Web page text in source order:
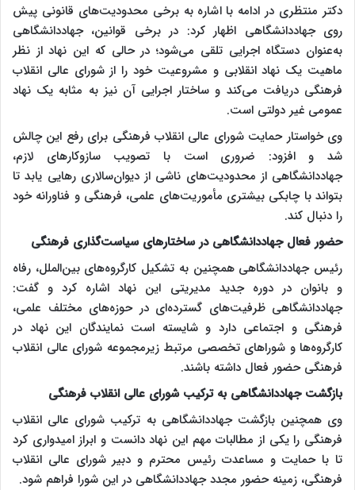
دکتر منتظری در ادامه با اشاره به برخی محدودیت‌های قانونی پیش
روی جهاددانشگاهی اظهار کرد: در برخی قوانین، جهاددانشگاهی
به‌عنوان دستگاه اجرایی تلقی می‌شود؛ در حالی که این نهاد از نظر
ماهیت یک نهاد انقلابی و مشروعیت خود را از شورای عالی انقلاب
فرهنگی دریافت می‌کند و ساختار اجرایی آن نیز به مثابه یک نهاد
عمومی غیر دولتی است.
وی خواستار حمایت شورای عالی انقلاب فرهنگی برای رفع این چالش
شد و افزود: ضروری است با تصویب سازوکارهای لازم،
جهاددانشگاهی از محدودیت‌های ناشی از دیوان‌سالاری رهایی یابد تا
بتواند با چابکی بیشتری مأموریت‌های علمی، فرهنگی و فناورانه خود
را دنبال کند.
حضور فعال جهاددانشگاهی در ساختارهای سیاست‌گذاری فرهنگی
رئیس جهاددانشگاهی همچنین به تشکیل کارگروه‌های بین‌الملل، رفاه
و بانوان در دوره جدید مدیریتی این نهاد اشاره کرد و گفت:
جهاددانشگاهی ظرفیت‌های گسترده‌ای در حوزه‌های مختلف علمی،
فرهنگی و اجتماعی دارد و شایسته است نمایندگان این نهاد در
کارگروه‌ها و شوراهای تخصصی مرتبط زیرمجموعه شورای عالی انقلاب
فرهنگی حضور فعال داشته باشند.
بازگشت جهاددانشگاهی به ترکیب شورای عالی انقلاب فرهنگی
وی همچنین بازگشت جهاددانشگاهی به ترکیب شورای عالی انقلاب
فرهنگی را یکی از مطالبات مهم این نهاد دانست و ابراز امیدواری کرد
تا با حمایت و مساعدت رئیس محترم و دبیر شورای عالی انقلاب
فرهنگی، زمینه حضور مجدد جهاددانشگاهی در این شورا فراهم شود.